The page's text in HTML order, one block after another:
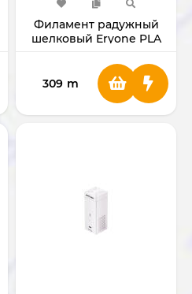
Филамент радужный
шелковый Eryone PLA
1 Кг
309 m